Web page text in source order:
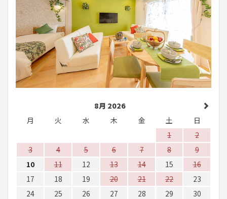
8月 2026
月
火 水 木 金 土
日
1
2
3
4 5 6 7 8
9
10
11 12 13 14 15
16
17
18 19 20 21 22
23
24
25 26 27 28 29
30